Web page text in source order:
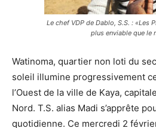
Le chef VDP de Dablo, S.S. : «Les
plus enviable que le
Watinoma, quartier non loti du
soleil illumine progressivement
l’Ouest de la ville de Kaya,
Nord. T.S. alias Madi s’apprête
quotidienne. Ce mercredi 2